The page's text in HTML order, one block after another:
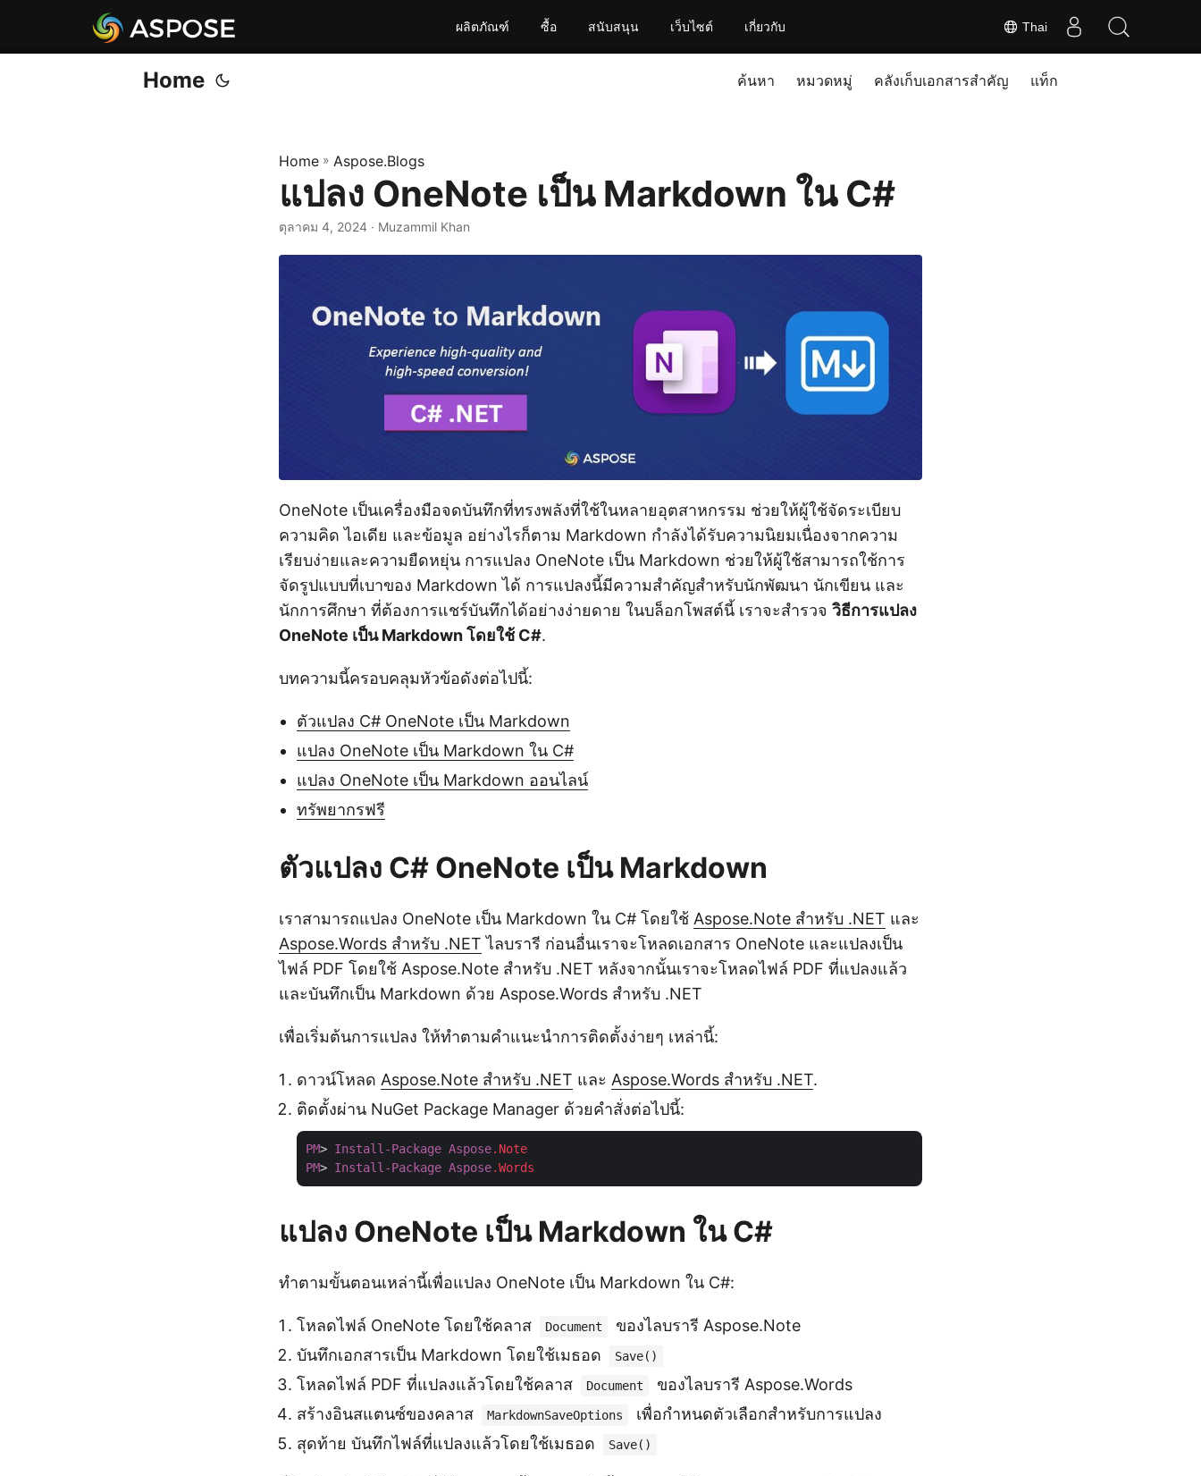
Thai
ผลิตภัณฑ์ ซื้อ สนับสนุน เว็บไซต์ เกี่ยวกับ
Home ค้นหา หมวดหมู่ คลังเก็บเอกสารสำคัญ แท็ก
Home » Aspose.Blogs
แปลง OneNote เป็น Markdown ใน C#
ตุลาคม 4, 2024 · Muzammil Khan
OneNote เป็นเครื่องมือจดบันทึกที่ทรงพลังที่ใช้ในหลายอุตสาหกรรม ช่วยให้ผู้ใช้จัดระเบียบ
ความคิด ไอเดีย และข้อมูล อย่างไรก็ตาม Markdown กำลังได้รับความนิยมเนื่องจากความ
เรียบง่ายและความยืดหยุ่น การแปลง OneNote เป็น Markdown ช่วยให้ผู้ใช้สามารถใช้การ
จัดรูปแบบที่เบาของ Markdown ได้ การแปลงนี้มีความสำคัญสำหรับนักพัฒนา นักเขียน และ
นักการศึกษา ที่ต้องการแชร์บันทึกได้อย่างง่ายดาย ในบล็อกโพสต์นี้ เราจะสำรวจ วิธีการแปลง
OneNote เป็น Markdown โดยใช้ C#.
บทความนี้ครอบคลุมหัวข้อดังต่อไปนี้:
ตัวแปลง C# OneNote เป็น Markdown
แปลง OneNote เป็น Markdown ใน C#
แปลง OneNote เป็น Markdown ออนไลน์
ทรัพยากรฟรี
ตัวแปลง C# OneNote เป็น Markdown
เราสามารถแปลง OneNote เป็น Markdown ใน C# โดยใช้ Aspose.Note สำหรับ .NET และ
Aspose.Words สำหรับ .NET ไลบรารี ก่อนอื่นเราจะโหลดเอกสาร OneNote และแปลงเป็น
ไฟล์ PDF โดยใช้ Aspose.Note สำหรับ .NET หลังจากนั้นเราจะโหลดไฟล์ PDF ที่แปลงแล้ว
และบันทึกเป็น Markdown ด้วย Aspose.Words สำหรับ .NET
เพื่อเริ่มต้นการแปลง ให้ทำตามคำแนะนำการติดตั้งง่ายๆ เหล่านี้:
ดาวน์โหลด Aspose.Note สำหรับ .NET และ Aspose.Words สำหรับ .NET.
ติดตั้งผ่าน NuGet Package Manager ด้วยคำสั่งต่อไปนี้:
PM> Install-Package Aspose.Note
PM> Install-Package Aspose.Words
แปลง OneNote เป็น Markdown ใน C#
ทำตามขั้นตอนเหล่านี้เพื่อแปลง OneNote เป็น Markdown ใน C#:
โหลดไฟล์ OneNote โดยใช้คลาส Document
ของไลบรารี Aspose.Note
บันทึกเอกสารเป็น Markdown โดยใช้เมธอด
Save()
โหลดไฟล์ PDF ที่แปลงแล้วโดยใช้คลาส Document
ของไลบรารี Aspose.Words
สร้างอินสแตนซ์ของคลาส
MarkdownSaveOptions
เพื่อกำหนดตัวเลือกสำหรับการแปลง
สุดท้าย บันทึกไฟล์ที่แปลงแล้วโดยใช้เมธอด
Save()